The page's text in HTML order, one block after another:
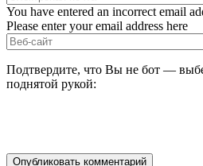
You have entered an incorrect email
Please enter your email address here
Подтвердите, что Вы не бот —
поднятой рукой: